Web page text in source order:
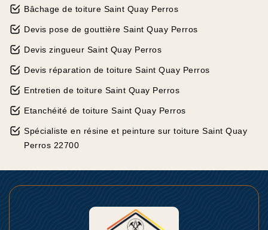
Bâchage de toiture Saint Quay Perros
Devis pose de gouttière Saint Quay Perros
Devis zingueur Saint Quay Perros
Devis réparation de toiture Saint Quay Perros
Entretien de toiture Saint Quay Perros
Etanchéité de toiture Saint Quay Perros
Spécialiste en résine et peinture sur toiture Saint Quay
Perros 22700